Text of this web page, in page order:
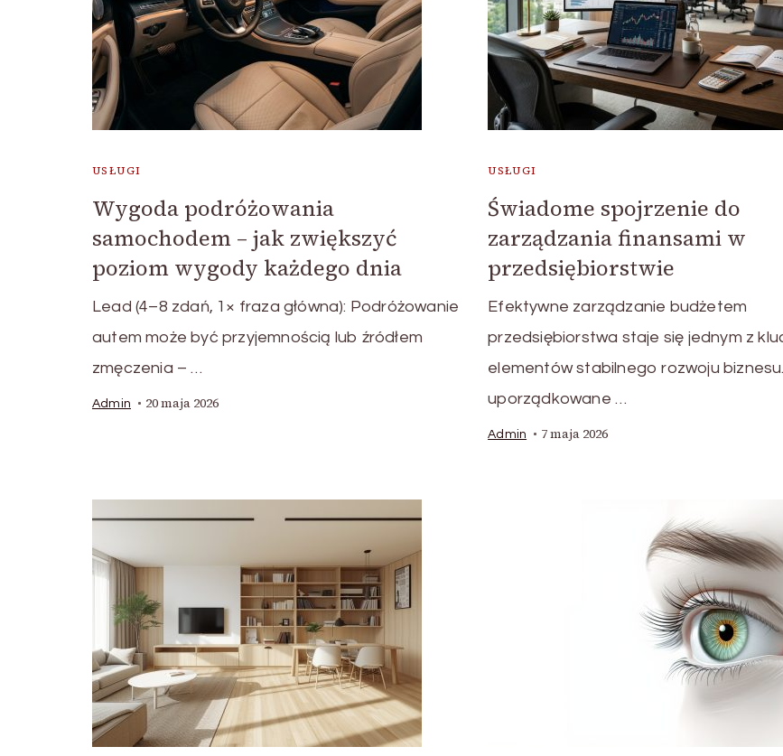
USŁUGI
Wygoda podróżowania
samochodem – jak zwiększyć
poziom wygody każdego dnia
Lead (4–8 zdań, 1× fraza główna): Podróżowanie
autem może być przyjemnością lub źródłem
zmęczenia – …
Admin 20 maja 2026
USŁUGI
Świadome spojrzenie do
zarządzania finansami w
przedsiębiorstwie
Efektywne zarządzanie budżetem
przedsiębiorstwa staje się jednym z
elementów stabilnego rozwoju
uporządkowane …
Admin 7 maja 2026